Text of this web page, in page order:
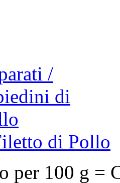
di Pollo
per 100 g =